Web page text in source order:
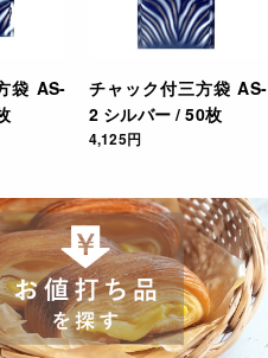
袋 AS-
チャック付三方袋 AS-
2 シルバー / 50枚
4,125円